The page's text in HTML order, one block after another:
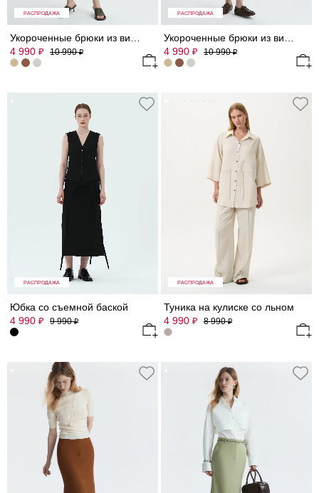
РАСПРОДАЖА
4 990 ₽ 10 990₽
РАСПРОДАЖА
4 990 ₽ 10 990₽
РАСПРОДАЖА
Юбка со съемной баской
4 990 ₽ 9 990₽
РАСПРОДАЖА
Туника на кулиске со льном
4 990 ₽ 8 990₽